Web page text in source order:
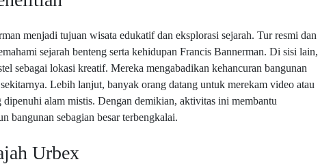
menjadi tujuan wisata edukatif dan eksplorasi sejarah. Tur resmi dan
sejarah benteng serta kehidupan Francis Bannerman. Di sisi lain,
sebagai lokasi kreatif. Mereka mengabadikan kehancuran bangunan
Lebih lanjut, banyak orang datang untuk merekam video atau
alam mistis. Dengan demikian, aktivitas ini membantu
bangunan sebagian besar terbengkalai.
Urbex